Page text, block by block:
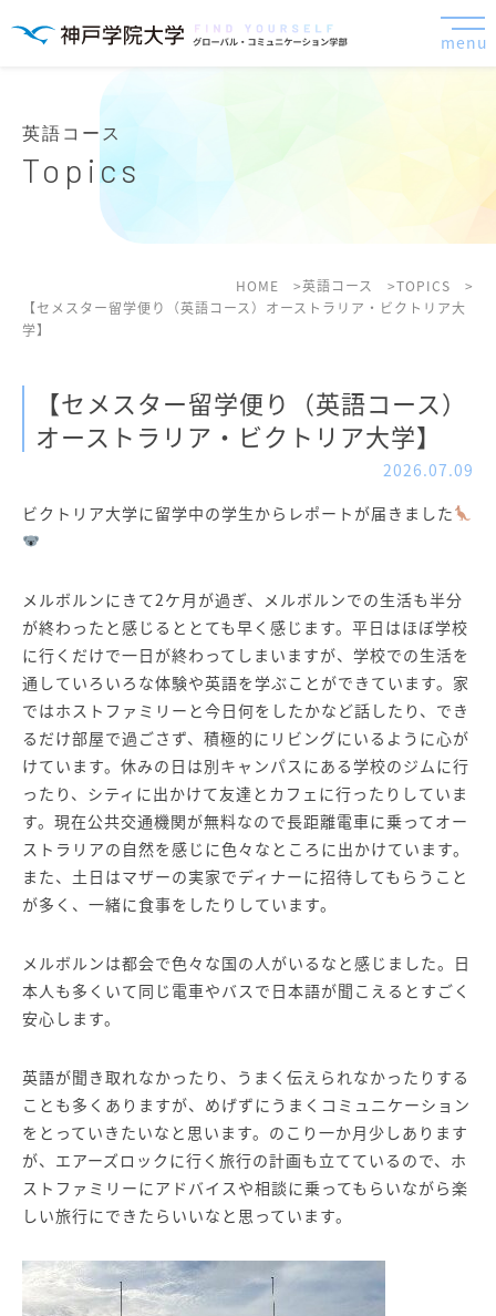
menu
Topics
英語コース
HOME 英語コース
TOPICS
【セメスター留学便り（英語コース）オーストラリア・ビクトリア大
学】
【セメスター留学便り（英語コース）
オーストラリア・ビクトリア大学】
2026.07.09
ビクトリア大学に留学中の学生からレポートが届きました
メルボルンにきて2ケ月が過ぎ、メルボルンでの生活も半分
が終わったと感じるととても早く感じます。平日はほぼ学校
に行くだけで一日が終わってしまいますが、学校での生活を
通していろいろな体験や英語を学ぶことができています。家
ではホストファミリーと今日何をしたかなど話したり、でき
るだけ部屋で過ごさず、積極的にリビングにいるように心が
けています。休みの日は別キャンパスにある学校のジムに行
ったり、シティに出かけて友達とカフェに行ったりしていま
す。現在公共交通機関が無料なので長距離電車に乗ってオー
ストラリアの自然を感じに色々なところに出かけています。
また、土日はマザーの実家でディナーに招待してもらうこと
が多く、一緒に食事をしたりしています。
メルボルンは都会で色々な国の人がいるなと感じました。日
本人も多くいて同じ電車やバスで日本語が聞こえるとすごく
安心します。
英語が聞き取れなかったり、うまく伝えられなかったりする
ことも多くありますが、めげずにうまくコミュニケーション
をとっていきたいなと思います。のこり一か月少しあります
が、エアーズロックに行く旅行の計画も立てているので、ホ
ストファミリーにアドバイスや相談に乗ってもらいながら楽
しい旅行にできたらいいなと思っています。